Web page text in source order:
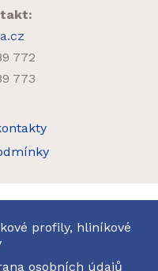
772
773
profily, hliníkové
osobních údajů